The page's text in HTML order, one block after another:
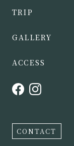
TRIP
GALLERY
ACCESS
CONTACT